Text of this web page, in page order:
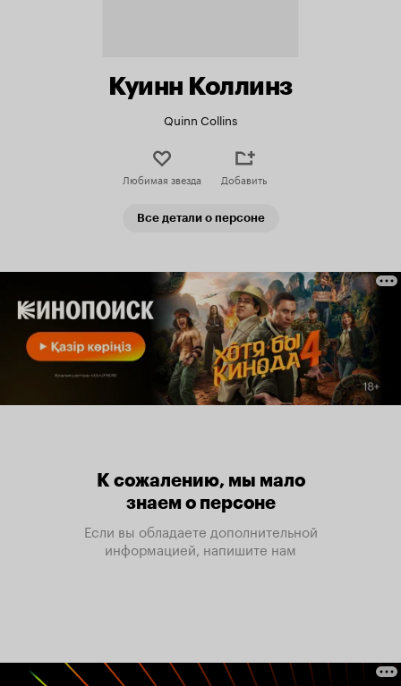
Куинн Коллинз
Quinn Collins
Любимая звезда Добавить
Все детали о персоне
К сожалению, мы мало
знаем о персоне
Если вы обладаете дополнительной
информацией, напишите нам